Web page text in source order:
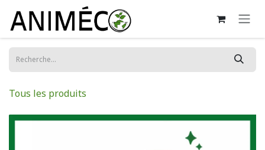
Se rendre au contenu
Tous les produits